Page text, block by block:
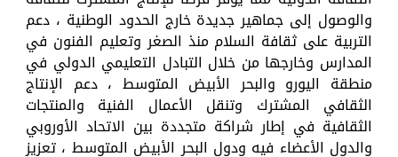
والوصول إلى جماهير جديدة خارج الحدود الوطنية ، دعم
التربية على ثقافة السلام منذ الصغر وتعليم الفنون في
المدارس وخارجها من خلال التبادل التعليمي الدولي في
منطقة اليورو والبحر الأبيض المتوسط ، دعم الإنتاج
الثقافي المشترك وتنقل الأعمال الفنية والمنتجات
الثقافية في إطار شراكة متجددة بين الاتحاد الأوروبي
والدول الأعضاء فيه ودول البحر الأبيض المتوسط ، تعزيز